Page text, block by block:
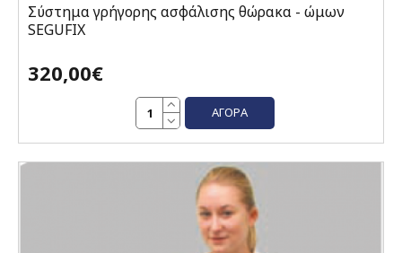
Σύστημα γρήγορης ασφάλισης θώρακα - ώμων
SEGUFIX
320,00€
ΑΓΟΡΆ